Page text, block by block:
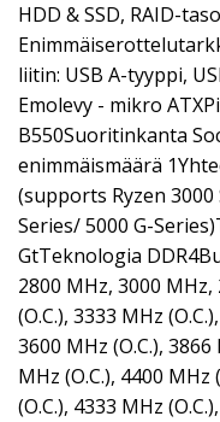
HDD & SSD, RAID-
liitin: USB A-tyyppi,
Emolevy - mikro
B550Suoritinkanta
enimmäismäärä
(supports Ryzen 3000
Series/ 5000 G-
GtTeknologia
2800 MHz, 3000
(O.C.), 3333 MHz
3600 MHz (O.C.), 3866
MHz (O.C.), 4400 MHz
(O.C.), 4333 MHz